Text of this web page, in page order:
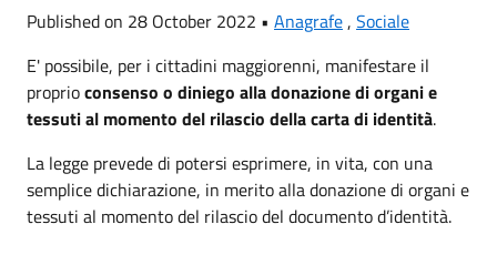
Published on 28 October 2022 • Anagrafe, Sociale
E' possibile, per i cittadini maggiorenni, manifestare il
proprioconsenso o diniego alla donazione di organi e
tessuti al momento del rilascio della carta di identità.
La legge prevede di potersi esprimere, in vita, con una
semplice dichiarazione, in merito alla donazione di organi e
tessuti al momento del rilascio del documento d’identità.